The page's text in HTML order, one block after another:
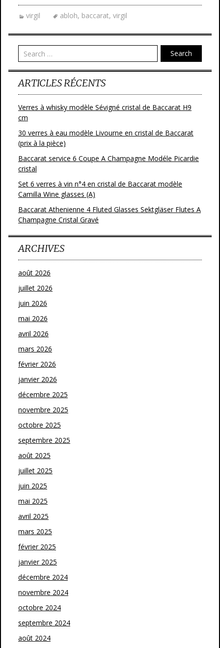
virgil abloh, baccarat, virgil
Search
ARTICLES RÉCENTS
Verres à whisky modèle Sévigné cristal de Baccarat H9
cm
30 verres à eau modèle Livourne en cristal de Baccarat
(prix à la pièce)
Baccarat service 6 Coupe A Champagne Modéle Picardie
cristal
Set 6 verres à vin n°4 en cristal de Baccarat modèle
Camilla Wine glasses (A)
Baccarat Athenienne 4 Fluted Glasses Sektgläser Flutes A
Champagne Cristal Gravé
ARCHIVES
août 2026
juillet 2026
juin 2026
mai 2026
avril 2026
mars 2026
février 2026
janvier 2026
décembre 2025
novembre 2025
octobre 2025
septembre 2025
août 2025
juillet 2025
juin 2025
mai 2025
avril 2025
mars 2025
février 2025
janvier 2025
décembre 2024
novembre 2024
octobre 2024
septembre 2024
août 2024